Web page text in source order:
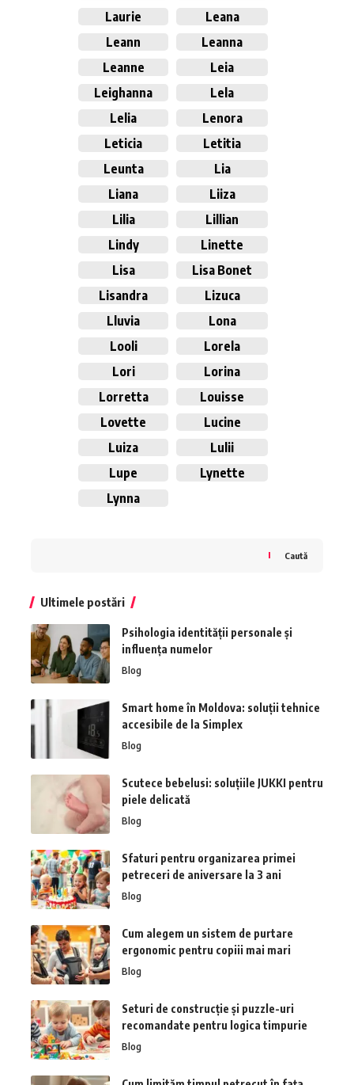
Laurie
Leana
Leann
Leanna
Leanne
Leia
Leighanna
Lela
Lelia
Lenora
Leticia
Letitia
Leunta
Lia
Liana
Liiza
Lilia
Lillian
Lindy
Linette
Lisa
Lisa Bonet
Lisandra
Lizuca
Lluvia
Lona
Looli
Lorela
Lori
Lorina
Lorretta
Louisse
Lovette
Lucine
Luiza
Lulii
Lupe
Lynette
Lynna
Caută
Ultimele postări
Psihologia identității personale și
influența numelor
Blog
Smart home în Moldova: soluții tehnice
accesibile de la Simplex
Blog
Scutece bebelusi: soluțiile JUKKI pentru
piele delicată
Blog
Sfaturi pentru organizarea primei
petreceri de aniversare la 3 ani
Blog
Cum alegem un sistem de purtare
ergonomic pentru copiii mai mari
Blog
Seturi de construcție și puzzle-uri
recomandate pentru logica timpurie
Blog